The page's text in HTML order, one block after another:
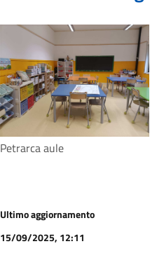
Petrarca aule
Ultimo aggiornamento
15/09/2025, 12:11